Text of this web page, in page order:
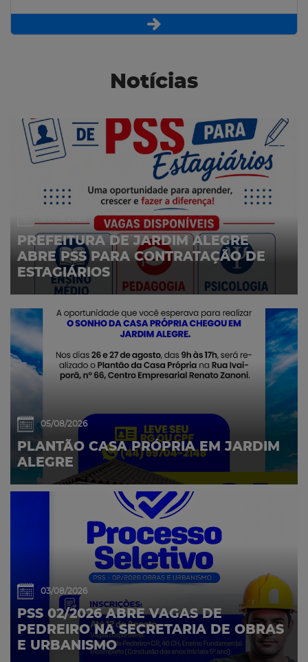
Notícias
PREFEITURA DE JARDIM ALEGRE
ABRE PSS PARA CONTRATAÇÃO DE
ESTAGIÁRIOS
05/08/2026
PLANTÃO CASA PRÓPRIA EM JARDIM
ALEGRE
03/08/2026
PSS 02/2026 ABRE VAGAS DE
PEDREIRO NA SECRETARIA DE OBRAS
E URBANISMO